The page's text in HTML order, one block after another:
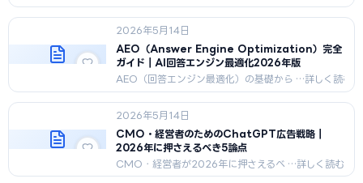
則7つ・実践テクニック15選・業務別
テンプレート・AIモデル別特性・失敗
パターンをビジネスパーソン向けに
2026年5月最新版で完全解説。
2026年5月14日
AEO（Answer Engine Optimization）完全
ガイド｜AI回答エンジン最適化2026年版
AEO（回答エンジン最適化）の基礎から
実装まで2026年5月時点で完全解説。
ChatGPT/Perplexity/Gemini/Claude
4エンジンへの最適化、FAQPage実装、
引用率測定の技術ガイド。
2026年5月14日
CMO・経営者のためのChatGPT広告戦略｜
2026年に押さえるべき5論点
CMO・経営者が2026年に押さえるべ
きChatGPT広告の5論点を完全解説。